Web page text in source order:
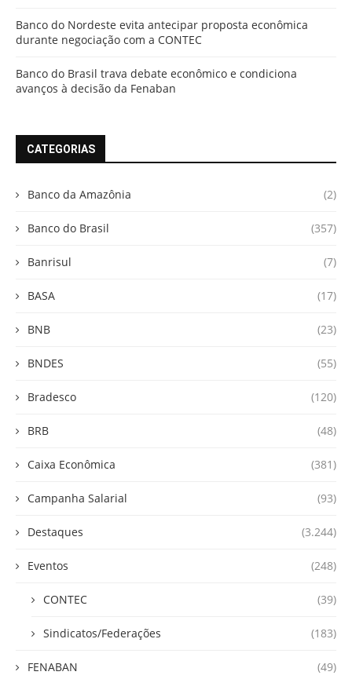
Banco do Nordeste evita antecipar proposta econômica
durante negociação com a CONTEC
Banco do Brasil trava debate econômico e condiciona
avanços à decisão da Fenaban
CATEGORIAS
Banco da Amazônia (2)
Banco do Brasil (357)
Banrisul (7)
BASA (17)
BNB (23)
BNDES (55)
Bradesco (120)
BRB (48)
Caixa Econômica (381)
Campanha Salarial (93)
Destaques (3.244)
Eventos (248)
CONTEC (39)
Sindicatos/Federações (183)
FENABAN (49)